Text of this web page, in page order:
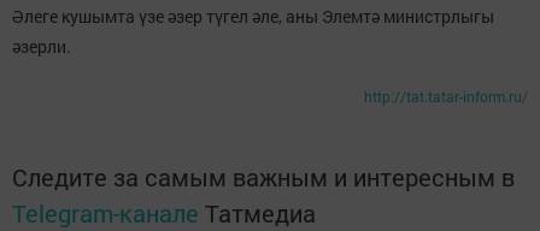
Әлеге кушымта үзе әзер түгел әле, аны Элемтә министрлыгы
әзерли.
http://tat.tatar-inform.ru/
Следите за самым важным и интересным в
Telegram-канале Татмедиа